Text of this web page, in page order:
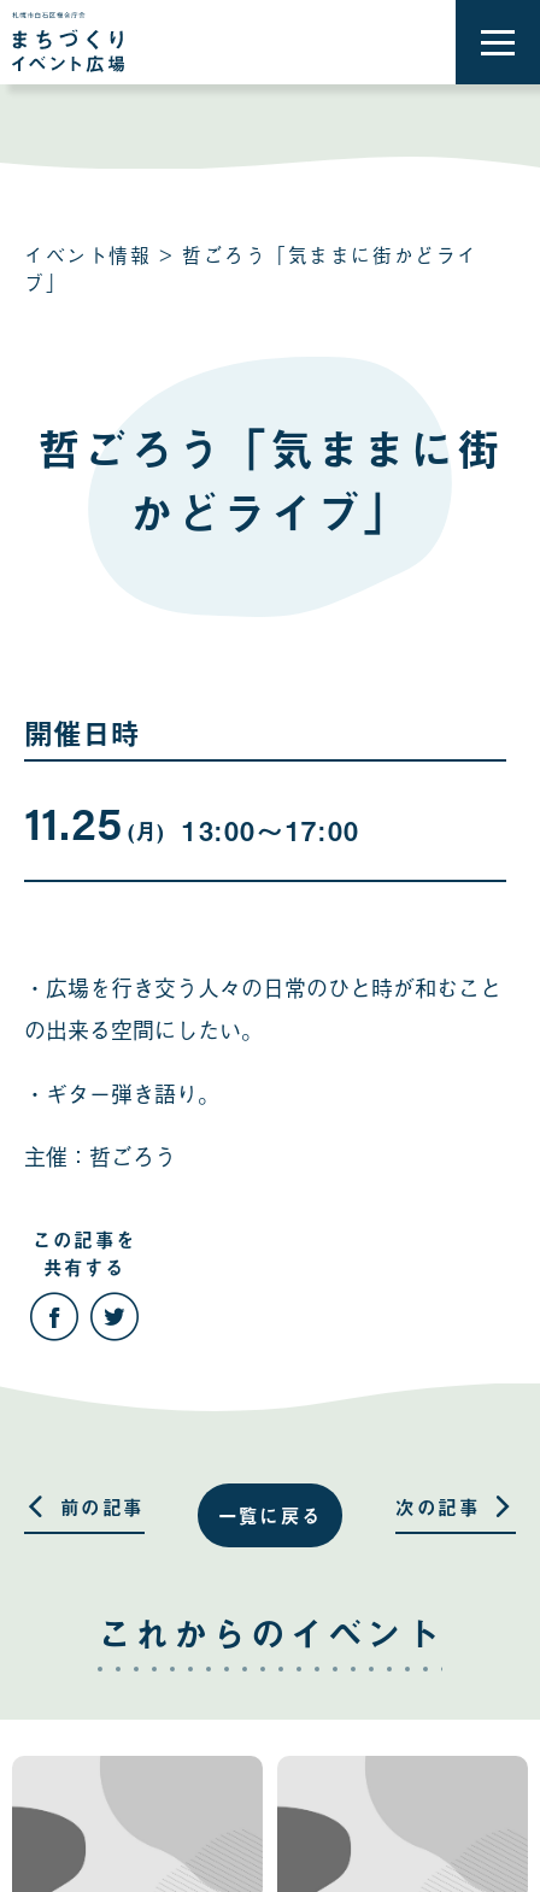
ニ
イベント情報 > 哲ごろう「気ままに街かどライ
ブ」
哲ごろう「気ままに街
かどライブ」
開催日時
11.25月
日
(月日
) 13:00〜17:00
・広場を行き交う人々の日常のひと時が和むこと
の出来る空間にしたい。
・ギター弾き語り。
主催：哲ごろう
この記事を
共有する
こ
の
記
Facebook
る
Twitter
る 一覧に戻る
前の記事 次の記事
これからのイベント